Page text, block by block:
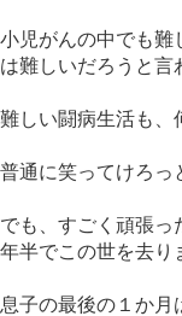
小児がんの中でも難
は難しいだろうと言
難しい闘病生活も、
普通に笑ってけろっ
でも、すごく頑張っ
年半でこの世を去り
息子の最後の１か月